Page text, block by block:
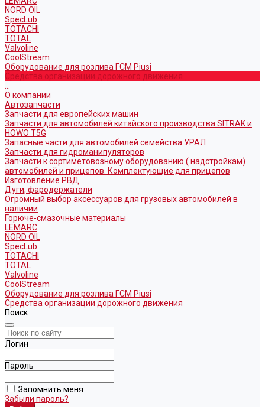
NORD OIL
SpecLub
TOTACHI
TOTAL
Valvoline
CoolStream
Оборудование для розлива ГСМ Piusi
Средства организации дорожного движения
О компании
Автозапчасти
Запчасти для европейских машин
Запчасти для автомобилей китайского производства SITRAK и
HOWO T5G
Запасные части для автомобилей семейства УРАЛ
Запчасти для гидроманипуляторов
Запчасти к сортиметовозному оборудованию ( надстройкам)
автомобилей и прицепов. Комплектующие для прицепов
Изготовление РВД
Дуги, фародержатели
Огромный выбор аксессуаров для грузовых автомобилей в
наличии
Горюче-смазочные материалы
LEMARC
NORD OIL
SpecLub
TOTACHI
TOTAL
Valvoline
CoolStream
Оборудование для розлива ГСМ Piusi
Средства организации дорожного движения
Поиск
Логин
Пароль
Запомнить меня
Забыли пароль?